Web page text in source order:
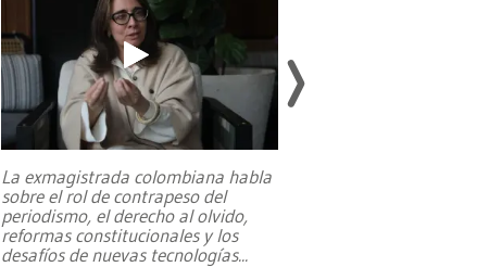
La exmagistrada colombiana habla
sobre el rol de contrapeso del
periodismo, el derecho al olvido,
reformas constitucionales y los
desafíos de nuevas tecnologías...